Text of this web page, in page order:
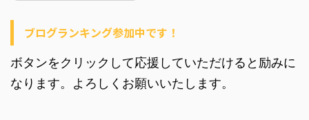
ブログランキング参加中です！
ボタンをクリックして応援していただけると励みに
なります。よろしくお願いいたします。